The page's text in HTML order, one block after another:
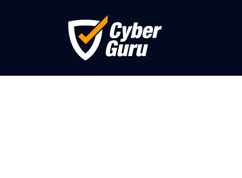
Nessun risultato
La pagina richiesta non è stata trovata. Affina la tua